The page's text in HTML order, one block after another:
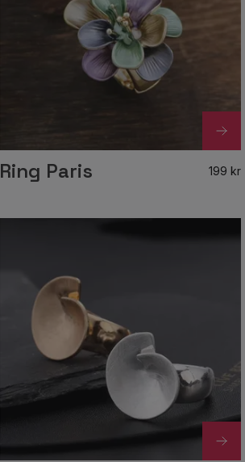
Ring Paris 199 kr